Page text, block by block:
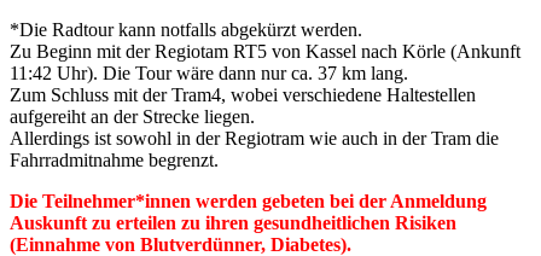
*Die Radtour kann notfalls abgekürzt werden.
Zu Beginn mit der Regiotam RT5 von Kassel nach Körle (Ankunft
11:42 Uhr). Die Tour wäre dann nur ca. 37 km lang.
Zum Schluss mit der Tram4, wobei verschiedene Haltestellen
aufgereiht an der Strecke liegen.
Allerdings ist sowohl in der Regiotram wie auch in der Tram die
Fahrradmitnahme begrenzt.
Die Teilnehmer*innen werden gebeten bei der Anmeldung
Auskunft zu erteilen zu ihren gesundheitlichen Risiken
(Einnahme von Blutverdünner, Diabetes).